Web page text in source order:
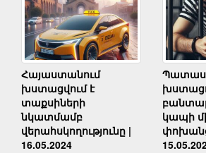
Հայաստանում
խստացվում է
տաքսիների
նկատմամբ
վերահսկողությունը |
16.05.2024
կապի